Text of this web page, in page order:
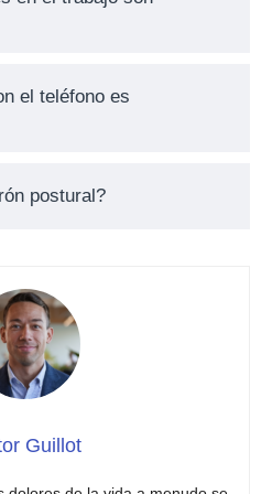
el teléfono es
postural?
Guillot